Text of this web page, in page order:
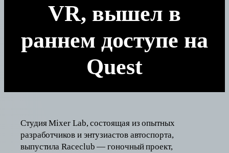
VR, вышел в
раннем доступе на
Quest
Студия Mixer Lab, состоящая из опытных
разработчиков и энтузиастов автоспорта,
выпустила Raceclub — гоночный проект,